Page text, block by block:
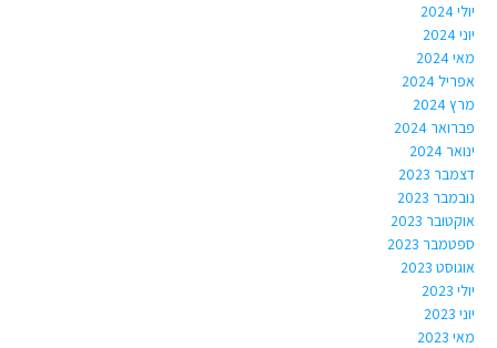
יולי 2024
יוני 2024
מאי 2024
אפריל 2024
מרץ 2024
פברואר 2024
ינואר 2024
דצמבר 2023
נובמבר 2023
אוקטובר 2023
ספטמבר 2023
אוגוסט 2023
יולי 2023
יוני 2023
מאי 2023